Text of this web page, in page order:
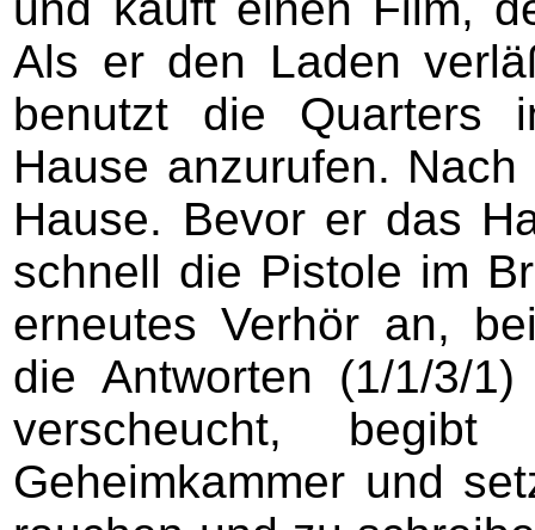
Als er den Laden
benutzt die Quarters
Hause anzurufen.
Hause. Bevor er das
schnell die Pistole im
erneutes Verhör an,
die Antworten (1/1/3/
verscheucht,
Geheimkammer und